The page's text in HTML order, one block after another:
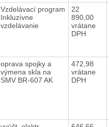
Vzdelávací program
Inkluzívne
vzdelávanie
22
890,00
vrátane
DPH
oprava spojky a
výmena skla na
SMV BR-607 AK
472,98
vrátane
DPH